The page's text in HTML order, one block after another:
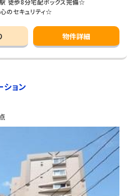
徒歩8分宅配ボックス完備☆
のセキュリティ☆
物件詳細
ョン